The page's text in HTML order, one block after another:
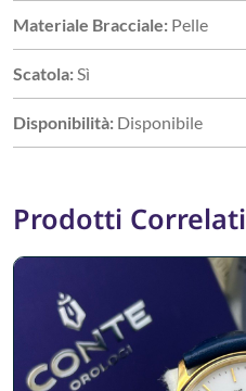
Materiale Bracciale: Pelle
Scatola: Sì
Disponibilità: Disponibile
Prodotti Correlati